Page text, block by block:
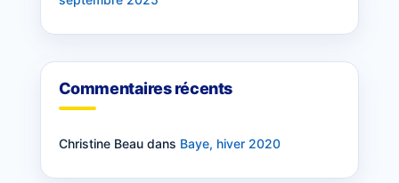
Commentaires récents
Christine Beaudans Baye, hiver 2020